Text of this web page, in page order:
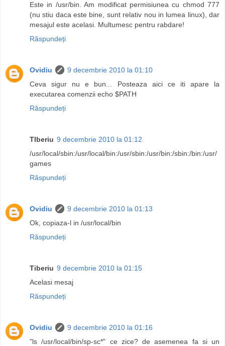
Este in /usr/bin. Am modificat permisiunea cu chmod 777
(nu stiu daca este bine, sunt relativ nou in lumea linux), dar
mesajul este acelasi. Multumesc pentru rabdare!
Răspundeți
Ovidiu
9 decembrie 2010 la 01:10
Ceva sigur nu e bun... Posteaza aici ce iti apare la
executarea comenzii echo $PATH
Răspundeți
TIberiu 9 decembrie 2010 la 01:12
/usr/local/sbin:/usr/local/bin:/usr/sbin:/usr/bin:/sbin:/bin:/usr/
games
Răspundeți
Ovidiu
9 decembrie 2010 la 01:13
Ok, copiaza-l in /usr/local/bin
Răspundeți
Tiberiu 9 decembrie 2010 la 01:15
Acelasi mesaj
Răspundeți
Ovidiu
9 decembrie 2010 la 01:16
"ls /usr/local/bin/sp-sc*" ce zice? de asemenea fa si un